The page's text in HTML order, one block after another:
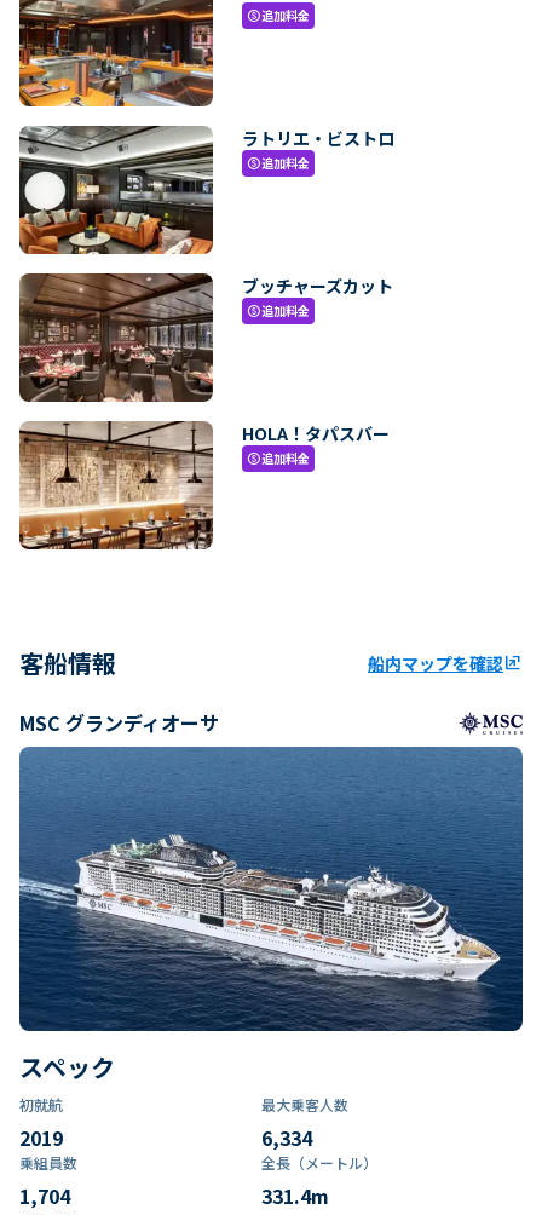
paid追加料金
ラトリエ・ビストロ
paid追加料金
ブッチャーズカット
paid追加料金
HOLA！タパスバー
paid追加料金
客船情報 船内マップを確認ungroup
MSC グランディオーサ
スペック
初就航
2019
最大乗客人数
6,334
乗組員数​
1,704
全長（メートル）
331.4m